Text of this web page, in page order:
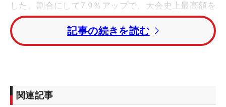
した。割合にして7.9％アップで、大会史上最高額を
更新した。
優勝者は369万ドル（約5億8460万円）を獲得す
6400ドル（約1億840万円）までがいわゆる“億超
え”となる。予選落ちした選手にも一律4300ドル
記事の続きを読む
関連記事